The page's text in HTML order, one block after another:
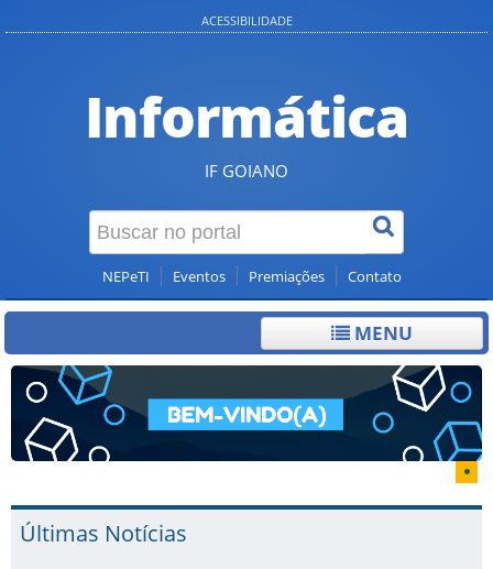
ACESSIBILIDADE
Informática
IF GOIANO
NEPeTI Eventos Premiações Contato
MENU
Últimas Notícias